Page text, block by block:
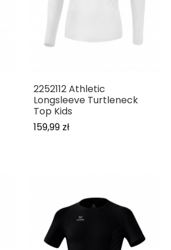
2252112 Athletic
Longsleeve Turtleneck
Top Kids
159,99 zł